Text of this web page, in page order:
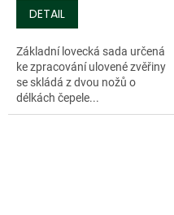
DETAIL
Základní lovecká sada určená
ke zpracování ulovené zvěřiny
se skládá z dvou nožů o
délkách čepele...